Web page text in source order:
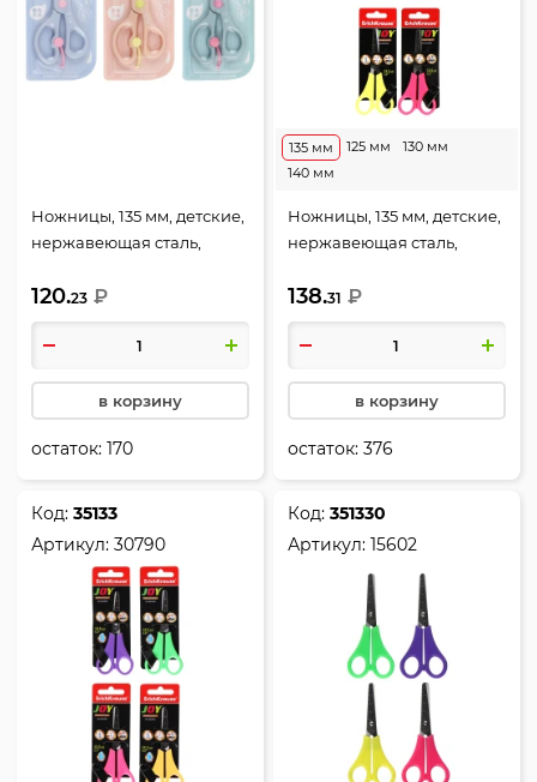
Ножницы, 135 мм, детские,
нержавеющая сталь,
вида, европодвес, КОКОС,
242282, DUJIAOLU
120.23 ₽
в корзину
остаток:170
125 мм 130 мм
135 мм
140 мм
Ножницы, 135 мм, детские,
нержавеющая сталь,
вида, европодвес, JOY,
Erich Krause, 15033
138.31 ₽
в корзину
остаток:376
Код:35133
Артикул:30790
Код:351330
Артикул:15602